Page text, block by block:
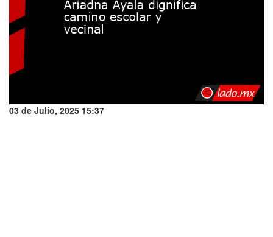
03 de Julio, 2025 15:37